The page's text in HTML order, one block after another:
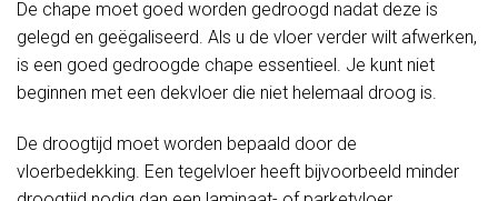
De chape moet goed worden gedroogd nadat deze is
gelegd en geëgaliseerd. Als u de vloer verder wilt afwerken,
is een goed gedroogde chape essentieel. Je kunt niet
beginnen met een dekvloer die niet helemaal droog is.
De droogtijd moet worden bepaald door de
vloerbedekking. Een tegelvloer heeft bijvoorbeeld minder